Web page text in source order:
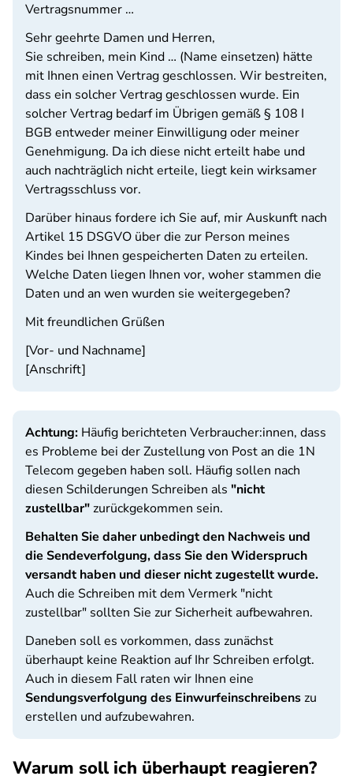
Vertragsnummer …
Sehr geehrte Damen und Herren,
Sie schreiben, mein Kind … (Name einsetzen) hätte
mit Ihnen einen Vertrag geschlossen. Wir bestreiten,
dass ein solcher Vertrag geschlossen wurde. Ein
solcher Vertrag bedarf im Übrigen gemäß § 108 I
BGB entweder meiner Einwilligung oder meiner
Genehmigung. Da ich diese nicht erteilt habe und
auch nachträglich nicht erteile, liegt kein wirksamer
Vertragsschluss vor.
Darüber hinaus fordere ich Sie auf, mir Auskunft nach
Artikel 15 DSGVO über die zur Person meines
Kindes bei Ihnen gespeicherten Daten zu erteilen.
Welche Daten liegen Ihnen vor, woher stammen die
Daten und an wen wurden sie weitergegeben?
Mit freundlichen Grüßen
[Vor- und Nachname]
[Anschrift]
Achtung: Häufig berichteten Verbraucher:innen, dass
es Probleme bei der Zustellung von Post an die 1N
Telecom gegeben haben soll. Häufig sollen nach
diesen Schilderungen Schreiben als "nicht
zustellbar"zurückgekommen sein.
Behalten Sie daher unbedingt den Nachweis und
die Sendeverfolgung, dass Sie den Widerspruch
versandt haben und dieser nicht zugestellt wurde.
Auch die Schreiben mit dem Vermerk "nicht
zustellbar" sollten Sie zur Sicherheit aufbewahren.
Daneben soll es vorkommen, dass zunächst
überhaupt keine Reaktion auf Ihr Schreiben erfolgt.
Auch in diesem Fall raten wir Ihnen eine
Sendungsverfolgung des Einwurfeinschreibenszu
erstellen und aufzubewahren.
Warum soll ich überhaupt reagieren?